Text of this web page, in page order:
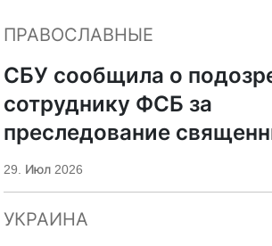
ПРАВОСЛАВНЫЕ
СБУ сообщила о
сотруднику ФСБ за
преследование
ПЦУ
29. Июл 2026
УКРАИНА